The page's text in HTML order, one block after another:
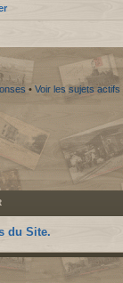
• Voir les sujets actifs
du Site.